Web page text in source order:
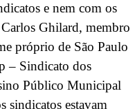
e nem com os
Ghilard, membro
próprio de São Paulo
– Sindicato dos
Público Municipal
sindicatos estavam